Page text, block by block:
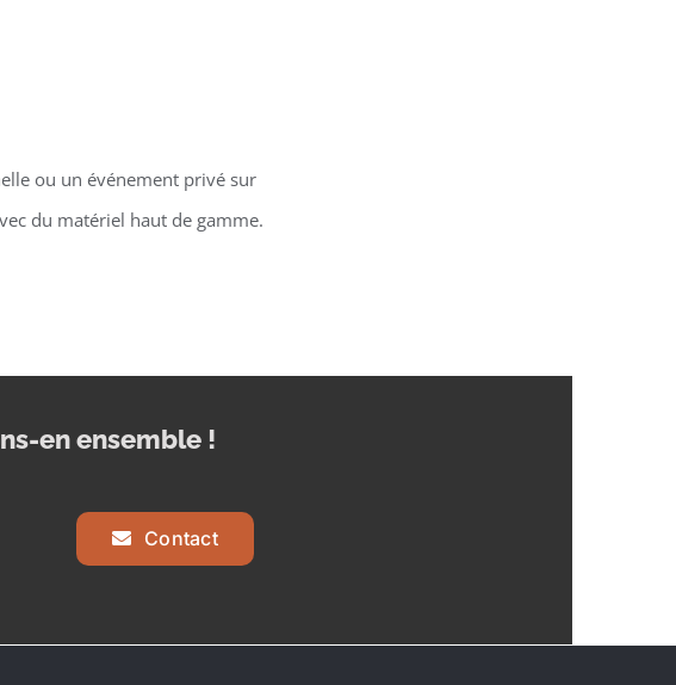
ou un événement privé sur
du matériel haut de gamme.
en ensemble !
Contact